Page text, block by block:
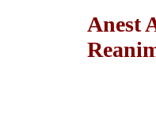
Anest